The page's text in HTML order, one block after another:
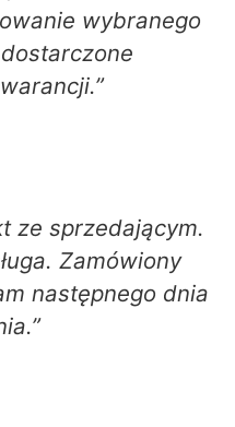
wybranego
ze sprzedającym.
Zamówiony
następnego dnia